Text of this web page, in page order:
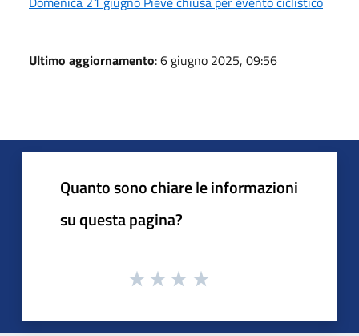
Ultimo aggiornamento: 6 giugno 2025, 09:56
Quanto sono chiare le informazioni
su questa pagina?